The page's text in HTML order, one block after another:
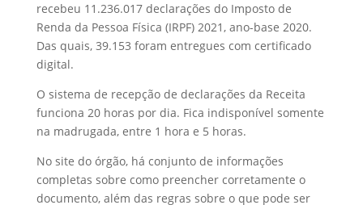
recebeu 11.236.017 declarações do Imposto de
Renda da Pessoa Física (IRPF) 2021, ano-base 2020.
Das quais, 39.153 foram entregues com certificado
digital.
O sistema de recepção de declarações da Receita
funciona 20 horas por dia. Fica indisponível somente
na madrugada, entre 1 hora e 5 horas.
No site do órgão, há conjunto de informações
completas sobre como preencher corretamente o
documento, além das regras sobre o que pode ser